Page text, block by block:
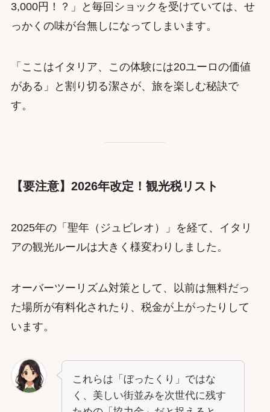
3,000円！？」と毎回ショックを受けていては、せ
っかくの味が台無しになってしまいます。
「ここはイタリア、この体験には20ユーロの価値
がある」と割り切る潔さが、旅を楽しむ秘訣で
す。
【要注意】2026年改定！観光税リスト
2025年の「聖年（ジュビレオ）」を経て、イタリ
アの観光ルールは大きく様変わりしました。
オーバーツーリズム対策として、以前は無料だっ
た場所が有料化されたり、税金が上がったりして
います。
これらは「ぼったくり」ではな
く、美しい街並みを次世代に残す